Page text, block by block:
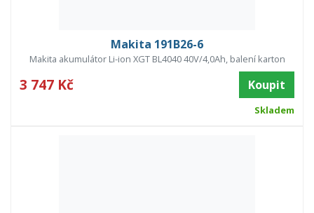
Makita 191B26-6
Makita akumulátor Li-ion XGT BL4040 40V/4,0Ah, balení karton
3 747 Kč Koupit
Skladem